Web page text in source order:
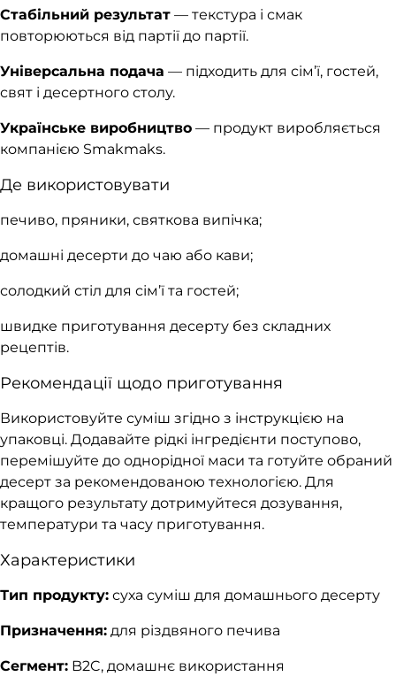
Стабільний результат — текстура і смак
повторюються від партії до партії.
Універсальна подача — підходить для сім’ї, гостей,
свят і десертного столу.
Українське виробництво — продукт виробляється
компанією Smakmaks.
Де використовувати
печиво, пряники, святкова випічка;
домашні десерти до чаю або кави;
солодкий стіл для сім’ї та гостей;
швидке приготування десерту без складних
рецептів.
Рекомендації щодо приготування
Використовуйте суміш згідно з інструкцією на
упаковці. Додавайте рідкі інгредієнти поступово,
перемішуйте до однорідної маси та готуйте обраний
десерт за рекомендованою технологією. Для
кращого результату дотримуйтеся дозування,
температури та часу приготування.
Характеристики
Тип продукту: суха суміш для домашнього десерту
Призначення: для різдвяного печива
Сегмент: B2C, домашнє використання